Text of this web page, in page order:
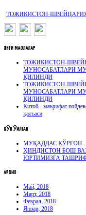
ТОЖИКИСТОН-
ЯНГИ МАҚОЛАЛАР
ТОЖИКИСТОН-
МУНОСАБАТЛАРИ
ҚИЛИНДИ
ТОЖИКИСТОН-
МУНОСАБАТЛАРИ
ҚИЛИНДИ
Китоб - маърифат
қалъаси
КӮП ӮҚИЛГАН
МУҚАДДАС ҚЎРҒОН
ҲИНДИСТОН БОШ
ЮРТИМИЗГА
АРХИВ
Май, 2018
Март, 2018
Феврал, 2018
Январ, 2018